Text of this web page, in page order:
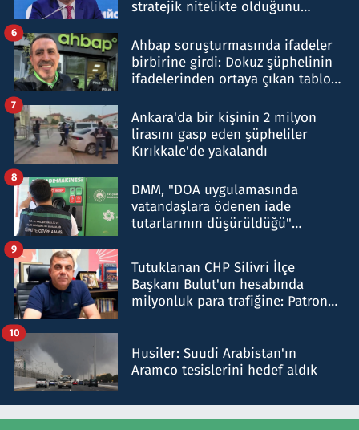
stratejik nitelikte olduğunu
Ahbap soruşturmasında ifadeler
birbirine girdi: Dokuz şüphelinin
ifadelerinden ortaya çıkan tablo
6
Ankara'da bir kişinin 2 milyon
lirasını gasp eden şüpheliler
Kırıkkale'de yakalandı
7
DMM, "DOA uygulamasında
vatandaşlara ödenen iade
tutarlarının düşürüldüğü"
8
Tutuklanan CHP Silivri İlçe
Başkanı Bulut'un hesabında
milyonluk para trafiğine: Patron
9
Husiler: Suudi Arabistan'ın
Aramco tesislerini hedef aldık
10